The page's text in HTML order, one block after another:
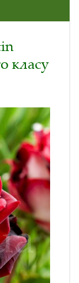
класу